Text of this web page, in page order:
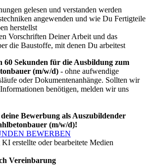
gelesen und verstanden werden
angewenden und wie Du Fertigteile
herstellst
Vorschriften Deiner Arbeit und das
die Baustoffe, mit denen Du arbeitest
60 Sekunden für die Ausbildung zum
(m/w/d) - ohne aufwendige
oder Dokumentenanhänge. Sollten wir
benötigen, melden wir uns
Bewerbung als Auszubildender
(m/w/d)!
BEWERBEN
erstellte oder bearbeitete Medien
Vereinbarung